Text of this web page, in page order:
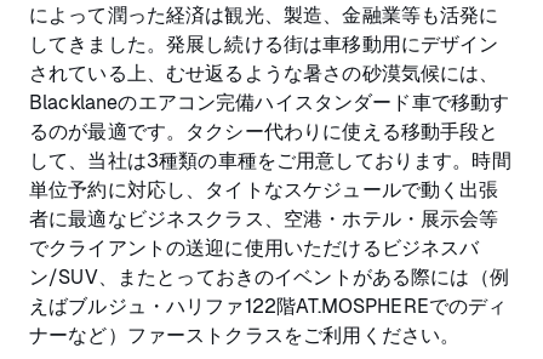
によって潤った経済は観光、製造、金融業等も活発に
してきました。発展し続ける街は車移動用にデザイン
されている上、むせ返るような暑さの砂漠気候には、
Blacklaneのエアコン完備ハイスタンダード車で移動す
るのが最適です。タクシー代わりに使える移動手段と
して、当社は3種類の車種をご用意しております。時間
単位予約に対応し、タイトなスケジュールで動く出張
者に最適なビジネスクラス、空港・ホテル・展示会等
でクライアントの送迎に使用いただけるビジネスバ
ン/SUV、またとっておきのイベントがある際には（例
えばブルジュ・ハリファ122階AT.MOSPHEREでのディ
ナーなど）ファーストクラスをご利用ください。